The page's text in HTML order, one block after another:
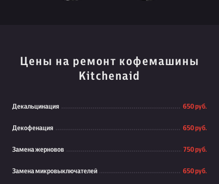
Цены на ремонт кофемашины
Kitchenaid
Декальцинация 650 руб.
Декофенация 650 руб.
Замена жерновов 750 руб.
Замена микровыключателей 650 руб.